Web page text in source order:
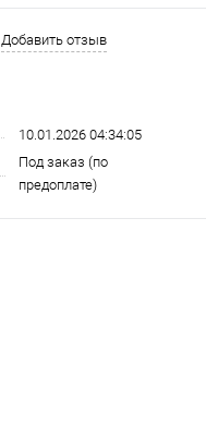
Добавить отзыв
10.01.2026 04:34:05
Под заказ (по
предоплате)